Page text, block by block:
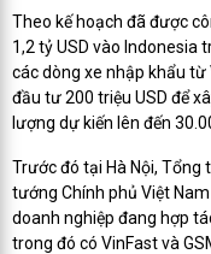
Theo kế hoạch đã được
1,2 tỷ USD vào Indonesia
các dòng xe nhập khẩu từ
đầu tư 200 triệu USD để
lượng dự kiến lên đến
Trước đó tại Hà Nội, Tổng
tướng Chính phủ Việt
doanh nghiệp đang hợp
trong đó có VinFast và